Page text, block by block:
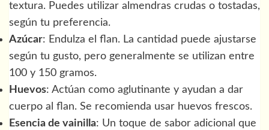
textura. Puedes utilizar almendras crudas o tostadas,
según tu preferencia.
Azúcar: Endulza el flan. La cantidad puede ajustarse
según tu gusto, pero generalmente se utilizan entre
100 y 150 gramos.
Huevos: Actúan como aglutinante y ayudan a dar
cuerpo al flan. Se recomienda usar huevos frescos.
Esencia de vainilla: Un toque de sabor adicional que